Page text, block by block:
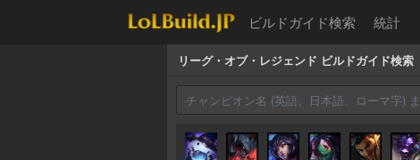
ビルドガイド検索 統計
リーグ・オブ・レジェンド ビルドガイド検索